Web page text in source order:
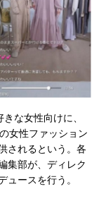
な女性向けに、
女性ファッション
されるという。各
集部が、ディレク
ュースを行う。